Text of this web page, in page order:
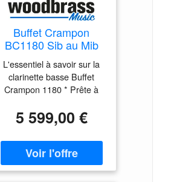
Buffet Crampon
BC1180 Sib au Mib
(18 Clés)
L'essentiel à savoir sur la
clarinette basse Buffet
Crampon 1180 * Prête à
un luthier pour une prise en
main immédiate et sereine.
* Véritable clarinette basse
d'étude en bois : corps en
grenadille traité
5 599,00 €